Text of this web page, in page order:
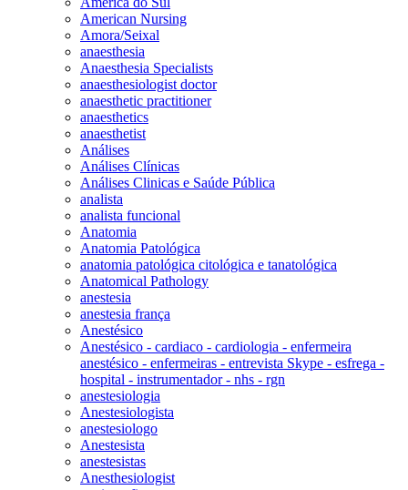
American Nursing
Amora/Seixal
anaesthesia
Anaesthesia Specialists
anaesthesiologist doctor
anaesthetic practitioner
anaesthetics
anaesthetist
Análises
Análises Clínicas
Análises Clinicas e Saúde Pública
analista
analista funcional
Anatomia
Anatomia Patológica
anatomia patológica citológica e tanatológica
Anatomical Pathology
anestesia
anestesia frança
Anestésico
Anestésico - cardiaco - cardiologia - enfermeira
anestésico - enfermeiras - entrevista Skype - esfrega -
hospital - instrumentador - nhs - rgn
anestesiologia
Anestesiologista
anestesiologo
Anestesista
anestesistas
Anesthesiologist